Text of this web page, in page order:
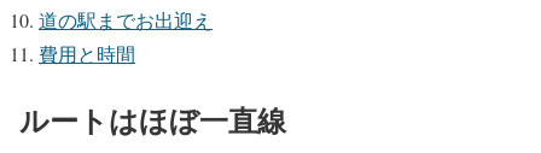
道の駅までお出迎え
費用と時間
ルートはほぼ一直線